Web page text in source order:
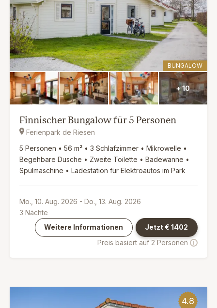
BUNGALOW
+ 10
Finnischer Bungalow für 5 Personen
Ferienpark de Riesen
5 Personen • 56 m² • 3 Schlafzimmer • Mikrowelle •
Begehbare Dusche • Zweite Toilette • Badewanne •
Spülmaschine • Ladestation für Elektroautos im Park
Mo., 10. Aug. 2026 - Do., 13. Aug. 2026
3 Nächte
Weitere Informationen
Jetzt €1402
Preis basiert auf 2 Personen
4.8